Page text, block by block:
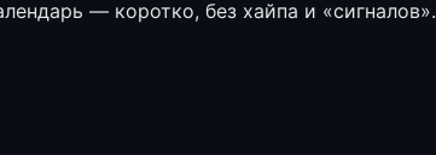
— коротко, без хайпа и «сигналов».